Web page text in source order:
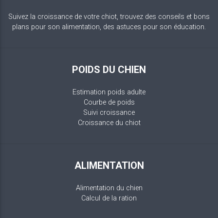
Suivez la croissance de votre chiot, trouvez des conseils et bons
plans pour son alimentation, des astuces pour son éducation.
POIDS DU CHIEN
Estimation poids adulte
Courbe de poids
Suivi croissance
Croissance du chiot
ALIMENTATION
Alimentation du chien
Calcul de la ration